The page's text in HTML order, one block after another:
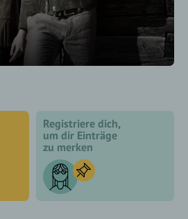
Registriere dich,
um dir Einträge
zu merken